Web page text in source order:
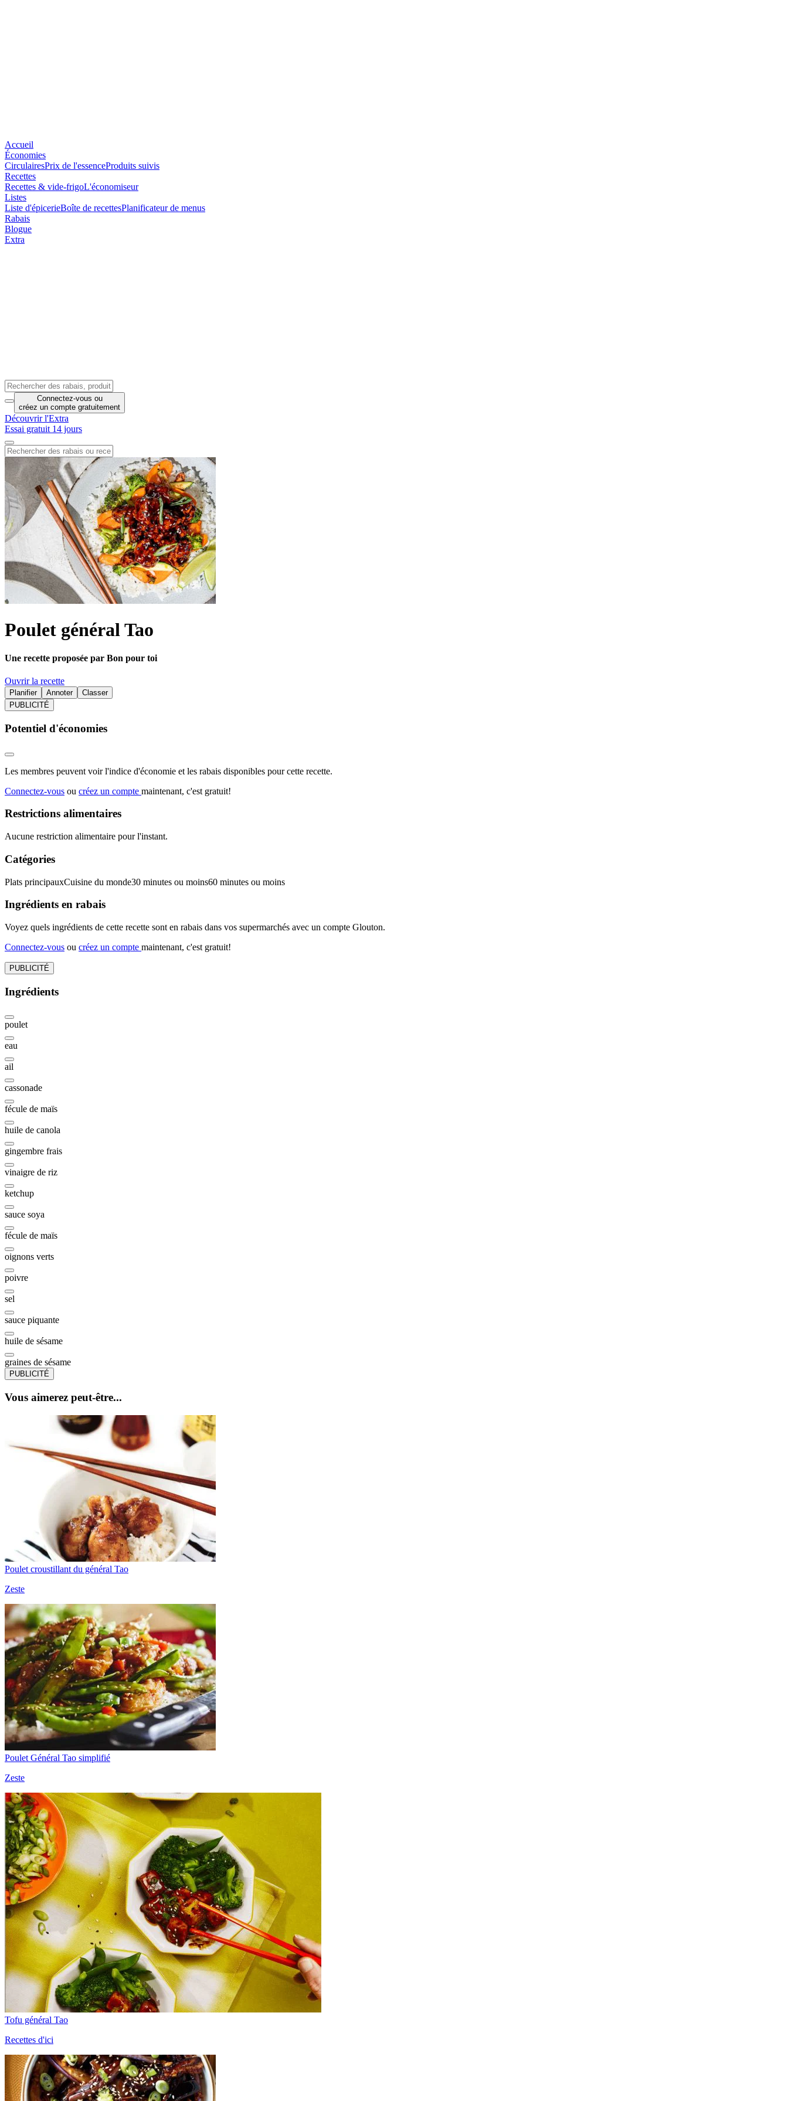
Accueil
Économies
CirculairesPrix de l'essenceProduits suivis
Recettes
Recettes & vide-frigoL'économiseur
Listes
Liste d'épicerieBoîte de recettesPlanificateur de menus
Rabais
Blogue
Extra
Connectez-vous ou
créez un compte gratuitement
Découvrir l'Extra
Essai gratuit 14 jours
Poulet général Tao
Une recette proposée par Bon pour toi
Ouvrir la recette
Planifier Annoter
Classer
PUBLICITÉ
Potentiel d'économies
Les membres peuvent voir l'indice d'économie et les rabais disponibles pour cette recette.
Connectez-vous ou créez un compte maintenant, c'est gratuit!
Restrictions alimentaires
Aucune restriction alimentaire pour l'instant.
Catégories
Plats principauxCuisine du monde30 minutes ou moins60 minutes ou moins
Ingrédients en rabais
Voyez quels ingrédients de cette recette sont en rabais dans vos supermarchés avec un compte Glouton.
Connectez-vous ou créez un compte maintenant, c'est gratuit!
PUBLICITÉ
Ingrédients
poulet
eau
ail
cassonade
fécule de maïs
huile de canola
gingembre frais
vinaigre de riz
ketchup
sauce soya
fécule de maïs
oignons verts
poivre
sel
sauce piquante
huile de sésame
graines de sésame
PUBLICITÉ
Vous aimerez peut-être...
Poulet croustillant du général Tao
Zeste
Poulet Général Tao simplifié
Zeste
Tofu général Tao
Recettes d'ici